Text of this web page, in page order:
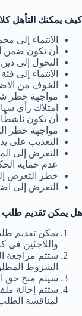
كيف يمكنك التأهل
الانتماء إلى
أن تكون ضمن
التحول إلى
الانتماء إلى
الخوف من
مواجهة خطر
امتلاك رأي
أن تكون
مواجهة خطر
التعذيب على
التعرض إلى
عدم حماية
خطر التعرض
التعرض إلى
هل يمكن تقديم طلب
يمكن تقديم
واللاجئين في
ستتم مراجعة
الشروط
سيتم منح حق
ستتم إحالة
لمناقشة